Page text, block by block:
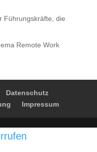
Führungskräfte, die
Remote Work
Datenschutz
Impressum